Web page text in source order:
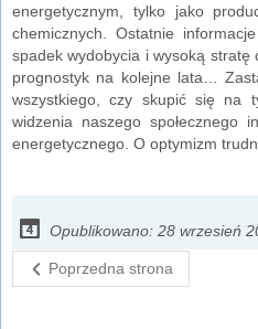
energetycznym, tylko jako
chemicznych. Ostatnie
spadek wydobycia i wysoką stratę
prognostyk na kolejne lata…
wszystkiego, czy skupić się na
widzenia naszego społecznego
energetycznego. O optymizm
Opublikowano: 28 wrzesień
Poprzedna strona